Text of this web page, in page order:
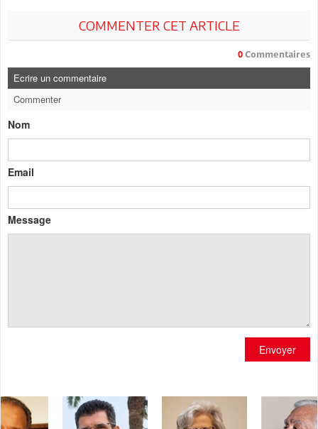
COMMENTER CET ARTICLE
0 Commentaires
Ecrire un commentaire
Commenter
Nom
Email
Message
Envoyer